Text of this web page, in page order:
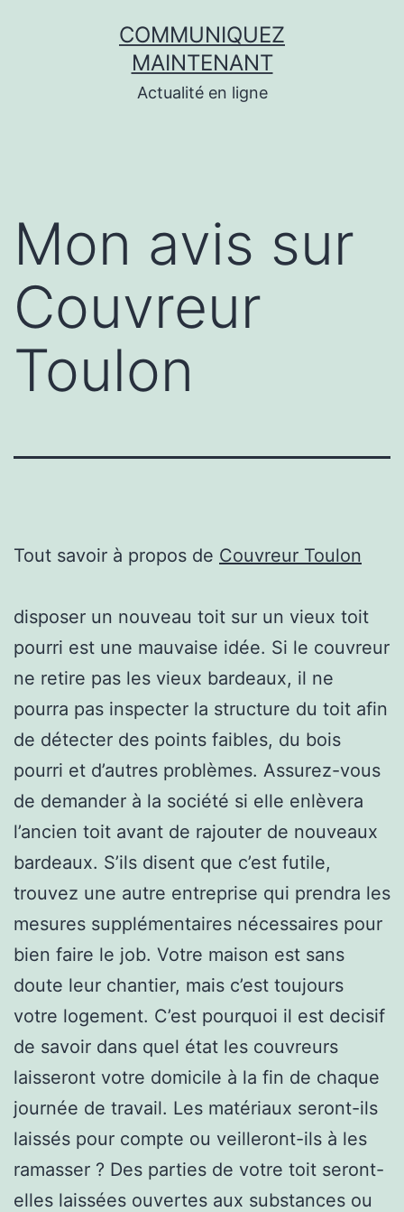
COMMUNIQUEZ
MAINTENANT
Actualité en ligne
Mon avis sur
Couvreur
Toulon
Tout savoir à propos de Couvreur Toulon
disposer un nouveau toit sur un vieux toit
pourri est une mauvaise idée. Si le couvreur
ne retire pas les vieux bardeaux, il ne
pourra pas inspecter la structure du toit afin
de détecter des points faibles, du bois
pourri et d’autres problèmes. Assurez-vous
de demander à la société si elle enlèvera
l’ancien toit avant de rajouter de nouveaux
bardeaux. S’ils disent que c’est futile,
trouvez une autre entreprise qui prendra les
mesures supplémentaires nécessaires pour
bien faire le job. Votre maison est sans
doute leur chantier, mais c’est toujours
votre logement. C’est pourquoi il est decisif
de savoir dans quel état les couvreurs
laisseront votre domicile à la fin de chaque
journée de travail. Les matériaux seront-ils
laissés pour compte ou veilleront-ils à les
ramasser ? Des parties de votre toit seront-
elles laissées ouvertes aux substances ou